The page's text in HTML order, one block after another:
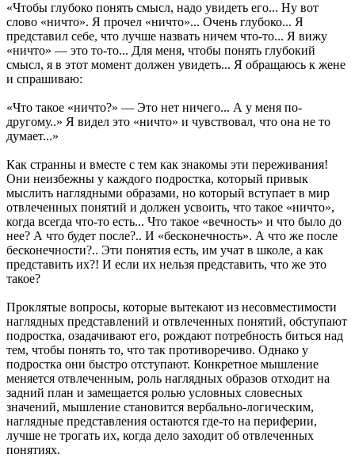
«Чтобы глубоко понять смысл, надо увидеть его... Ну вот
слово «ничто». Я прочел «ничто»... Очень глубоко... Я
представил себе, что лучше назвать ничем что-то... Я вижу
«ничто» — это то-то... Для меня, чтобы понять глубокий
смысл, я в этот момент должен увидеть... Я обращаюсь к жене
и спрашиваю:
«Что такое «ничто?» — Это нет ничего... А у меня по-
другому..» Я видел это «ничто» и чувствовал, что она не то
думает...»
Как странны и вместе с тем как знакомы эти переживания!
Они неизбежны у каждого подростка, который привык
мыслить наглядными образами, но который вступает в мир
отвлеченных понятий и должен усвоить, что такое «ничто»,
когда всегда что-то есть... Что такое «вечность» и что было до
нее? А что будет после?.. И «бесконечность». А что же после
бесконечности?.. Эти понятия есть, им учат в школе, а как
представить их?! И если их нельзя представить, что же это
такое?
Проклятые вопросы, которые вытекают из несовместимости
наглядных представлений и отвлеченных понятий, обступают
подростка, озадачивают его, рождают потребность биться над
тем, чтобы понять то, что так противоречиво. Однако у
подростка они быстро отступают. Конкретное мышление
меняется отвлеченным, роль наглядных образов отходит на
задний план и замещается ролью условных словесных
значений, мышление становится вербально-логическим,
наглядные представления остаются где-то на периферии,
лучше не трогать их, когда дело заходит об отвлеченных
понятиях.